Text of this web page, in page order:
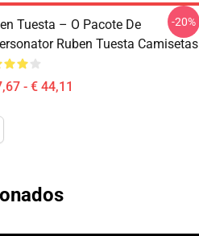
Tuesta – O Pacote De
Ruben Tuesta Camisetas
- € 44,11
-20%